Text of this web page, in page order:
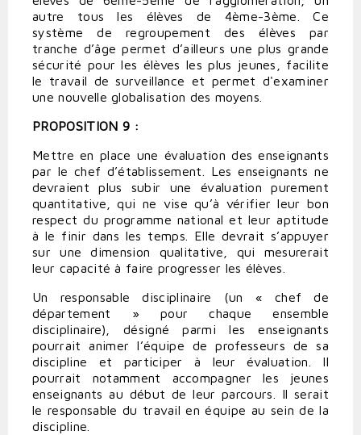
autre tous les élèves de 4ème-3ème. Ce
système de regroupement des élèves par
tranche d’âge permet d’ailleurs une plus grande
sécurité pour les élèves les plus jeunes, facilite
le travail de surveillance et permet d'examiner
une nouvelle globalisation des moyens.
PROPOSITION 9 :
Mettre en place une évaluation des enseignants
par le chef d’établissement. Les enseignants ne
devraient plus subir une évaluation purement
quantitative, qui ne vise qu’à vérifier leur bon
respect du programme national et leur aptitude
à le finir dans les temps. Elle devrait s’appuyer
sur une dimension qualitative, qui mesurerait
leur capacité à faire progresser les élèves.
Un responsable disciplinaire (un « chef de
département » pour chaque ensemble
disciplinaire), désigné parmi les enseignants
pourrait animer l’équipe de professeurs de sa
discipline et participer à leur évaluation. Il
pourrait notamment accompagner les jeunes
enseignants au début de leur parcours. Il serait
le responsable du travail en équipe au sein de la
discipline.